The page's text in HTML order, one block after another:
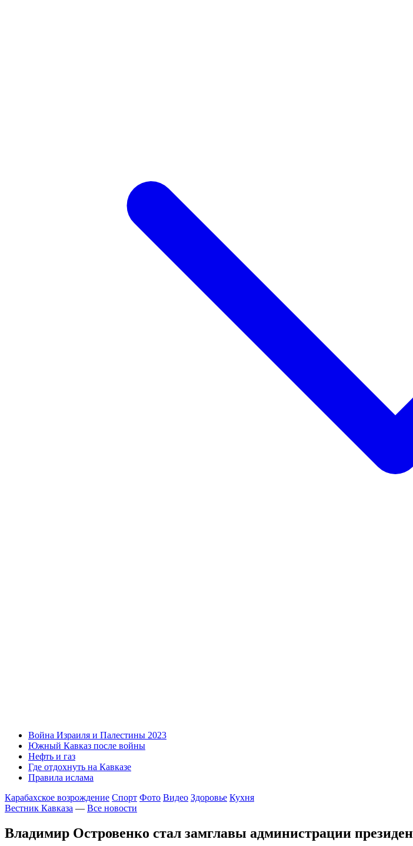
Война Израиля и Палестины 2023
Южный Кавказ после войны
Нефть и газ
Где отдохнуть на Кавказе
Правила ислама
Карабахское возрождение Спорт Фото Видео Здоровье Кухня
Вестник Кавказа — Все новости
Владимир Островенко стал замглавы администрации